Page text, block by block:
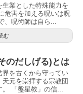
業とした特殊能力を
危害を加える呪いは呪
、呪術師は自ら...
む
のだしげる)とは
界を古くから守ってい
元を崇拝する宗教団
。 「盤星教」の信...